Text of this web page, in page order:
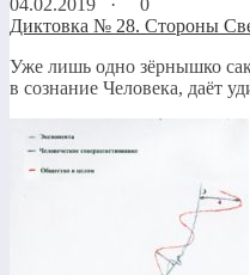
Диктовка № 28. Стороны
Уже лишь одно зёрнышко
в сознание Человека, даёт